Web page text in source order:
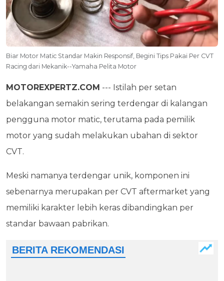
Biar Motor Matic Standar Makin Responsif, Begini Tips Pakai Per CVT
Racing dari Mekanik--Yamaha Pelita Motor
MOTOREXPERTZ.COM --- Istilah per setan
belakangan semakin sering terdengar di kalangan
pengguna motor matic, terutama pada pemilik
motor yang sudah melakukan ubahan di sektor
CVT.
Meski namanya terdengar unik, komponen ini
sebenarnya merupakan per CVT aftermarket yang
memiliki karakter lebih keras dibandingkan per
standar bawaan pabrikan.